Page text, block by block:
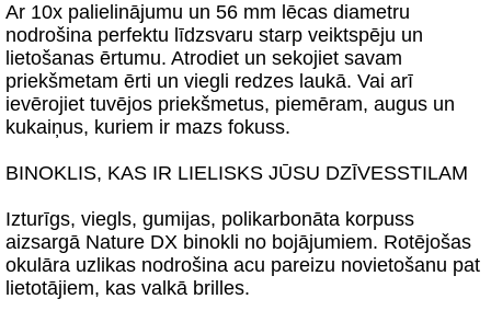
Ar 10x palielinājumu un 56 mm lēcas diametru
nodrošina perfektu līdzsvaru starp veiktspēju un
lietošanas ērtumu. Atrodiet un sekojiet savam
priekšmetam ērti un viegli redzes laukā. Vai arī
ievērojiet tuvējos priekšmetus, piemēram, augus un
kukaiņus, kuriem ir mazs fokuss.
BINOKLIS, KAS IR LIELISKS JŪSU DZĪVESSTILAM
Izturīgs, viegls, gumijas, polikarbonāta korpuss
aizsargā Nature DX binokli no bojājumiem. Rotējošas
okulāra uzlikas nodrošina acu pareizu novietošanu pat
lietotājiem, kas valkā brilles.